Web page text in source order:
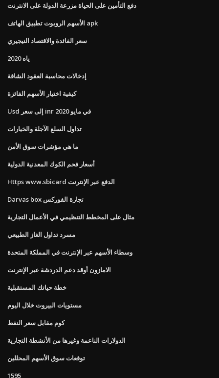
دفع التأمين على الحياة مزرعة الدولة على الانترنت
الأسهم الروبوت تطبيق الهاتف apk
سعر الفائدة والاقتصاد النيجيري
ياه 2020
إدخالات محاسبة العقود الشاقة
كيفية اختيار الأسهم الفائزة
Usd إلى سعر inr في مايو 2020
تداول السلع الآجلة والخيارات
ما هي مؤشرات سوق الأمن
أسعار فحم الكوك المعدنية الدولية
Https www.sbicard الدفع عبر الإنترنت
Darvas box تجارة الفوركس
مثال على المخطط التنظيمي في الأعمال التجارية
مسرد تداول الغاز الطبيعي
وسطاء الأسهم عبر الإنترنت في المملكة المتحدة
الامازون أوقد دعم الدردشة عبر الإنترنت
خطة حياتك المستقبلية
مستويات البيروت خلال اليوم
كوم مقابل سعر النفط
الدولارات الناعمة وغيرها من الأنشطة التجارية
توقعات سوق الأسهم المحللين
1595